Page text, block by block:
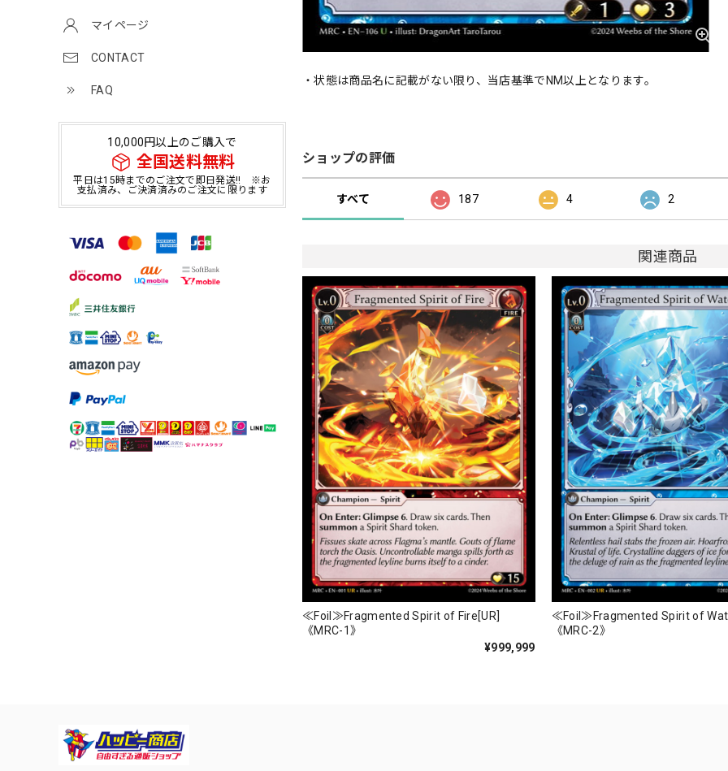
マイページ
CONTACT
FAQ
10,000円以上のご購入で
全国送料無料
平日は15時までのご注文で即日発送!! ※お
支払済み、ご決済済みのご注文に限ります
・状態は商品名に記載がない限り、当店基準でNM以上となります。
ショップの評価
すべて 187 4 2
関連商品
≪Foil≫Fragmented Spirit of Fire[UR]
《MRC-1》
¥999,999
≪Foil≫Fragmented Spirit of
《MRC-2》